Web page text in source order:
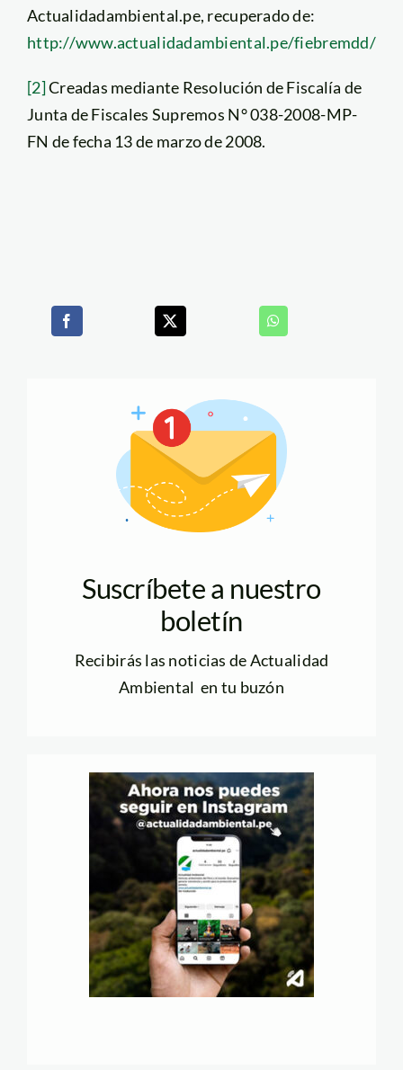
Actualidadambiental.pe, recuperado de:
http://www.actualidadambiental.pe/fiebremdd/
[2]Creadas mediante Resolución de Fiscalía de
Junta de Fiscales Supremos N° 038-2008-MP-
FN de fecha 13 de marzo de 2008.
Suscríbete a nuestro
boletín
Recibirás las noticias de Actualidad
Ambiental en tu buzón